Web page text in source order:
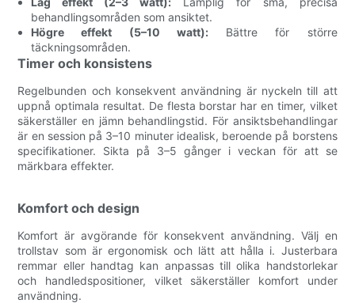
behandlingsområden som ansiktet.
Högre effekt (5–10 watt):Bättre för större
täckningsområden.
Timer och konsistens
Regelbunden och konsekvent användning är nyckeln till att
uppnå optimala resultat. De flesta borstar har en timer, vilket
säkerställer en jämn behandlingstid. För ansiktsbehandlingar
är en session på 3–10 minuter idealisk, beroende på borstens
specifikationer. Sikta på 3–5 gånger i veckan för att se
märkbara effekter.
Komfort och design
Komfort är avgörande för konsekvent användning. Välj en
trollstav som är ergonomisk och lätt att hålla i. Justerbara
remmar eller handtag kan anpassas till olika handstorlekar
och handledspositioner, vilket säkerställer komfort under
användning.